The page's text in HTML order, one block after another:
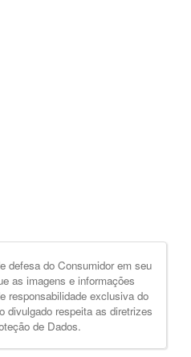
defesa do Consumidor em seu
as imagens e informações
responsabilidade exclusiva do
divulgado respeita as diretrizes
de Dados.